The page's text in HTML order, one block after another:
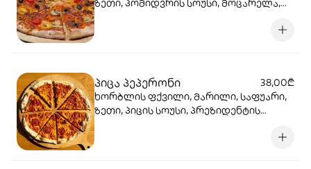
ზეთი, პომიდვრის სოუსი, მოცარელა,
პიცა პეპერონი
38,00₾
ხორბლის ფქვილი, მარილი, საფუარი,
ზეთი, პიცის სოუსი, პრეზიდენტის